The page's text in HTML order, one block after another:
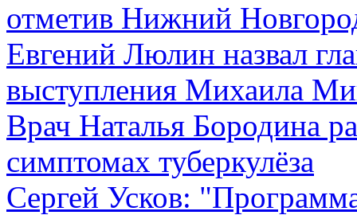
отметив Нижний
Евгений Люлин назвал
выступления Михаила
Врач Наталья Бородина
симптомах туберкулёза
Сергей Усков: